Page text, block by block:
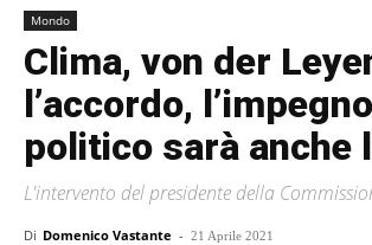
Mondo
Clima, von der
l’accordo, l’impegno
politico sarà anche
L'intervento del presidente della
Di Domenico Vastante - 21 Aprile 2021